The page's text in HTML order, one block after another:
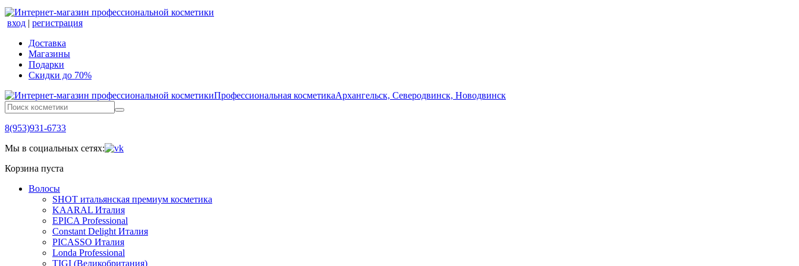
вход | регистрация
Доставка
Магазины
Подарки
Скидки до 70%
Профессиональная косметикаАрхангельск, Северодвинск, Новодвинск
8(953)931-6733
Мы в социальных сетях:
Корзина пуста
Волосы
SHOT итальянская премиум косметика
KAARAL Италия
EPICA Professional
Constant Delight Италия
PICASSO Италия
Londa Professional
TIGI (Великобритания)